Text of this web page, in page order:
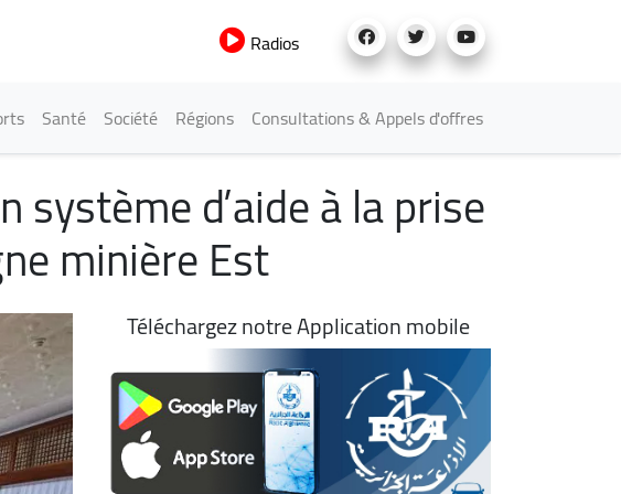
Radios
Santé Société Régions Consultations & Appels d'offres
système d’aide à la prise
minière Est
Téléchargez notre Application mobile